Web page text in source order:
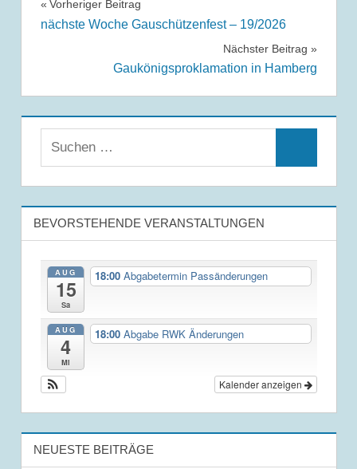
Beitrags-
Vorheriger Beitrag
nächste Woche Gauschützenfest – 19/2026
Nächster Beitrag
Gaukönigsproklamation in Hamberg
BEVORSTEHENDE VERANSTALTUNGEN
AUG
15
Sa
18:00Abgabetermin Passänderungen
AUG
4
Mi
18:00Abgabe RWK Änderungen
Kalender anzeigen
NEUESTE BEITRÄGE